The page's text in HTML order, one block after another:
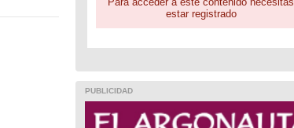
estar registrado
PUBLICIDAD